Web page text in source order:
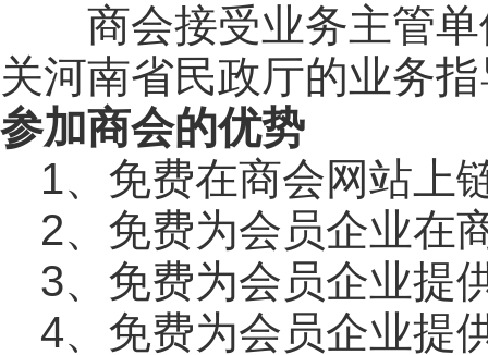
商会接受业务主管单
关河南省民政厅的业务
参加商会的优势
1、免费在商会网站上
2、免费为会员企业在
3、免费为会员企业提
4、免费为会员企业提